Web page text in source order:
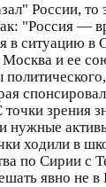
России,
"Россия —
в ситуацию
и ее
зрения
нужные
ходили в
по Сирии
явно не в